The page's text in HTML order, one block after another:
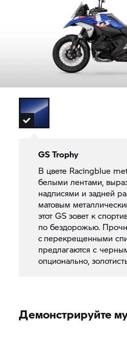
GS Trophy
В цвете Racingblue
белыми лентами,
надписями и задней
матовым
этот GS зовет к
по бездорожью.
с перекрещенными
предлагаются с
опционально,
Демонстрируйте